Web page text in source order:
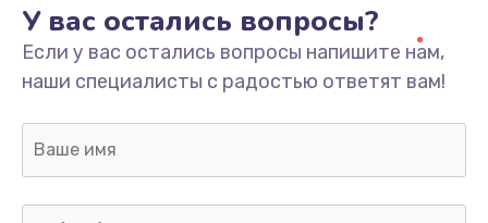
1045 руб.
Заказать
990 руб.
Заказать
У вас остались вопросы?
Если у вас остались вопросы напишите нам,
наши специалисты с радостью ответят вам!